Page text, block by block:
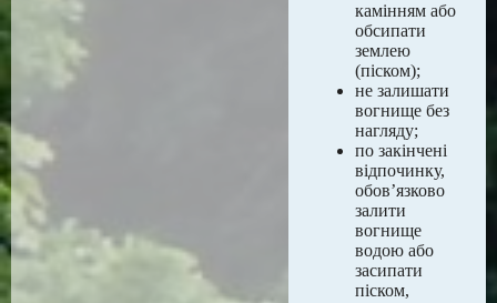
камінням або
обсипати
землею
(піском);
не залишати
вогнище без
нагляду;
по закінчені
відпочинку,
обов’язково
залити
вогнище
водою або
засипати
піском,